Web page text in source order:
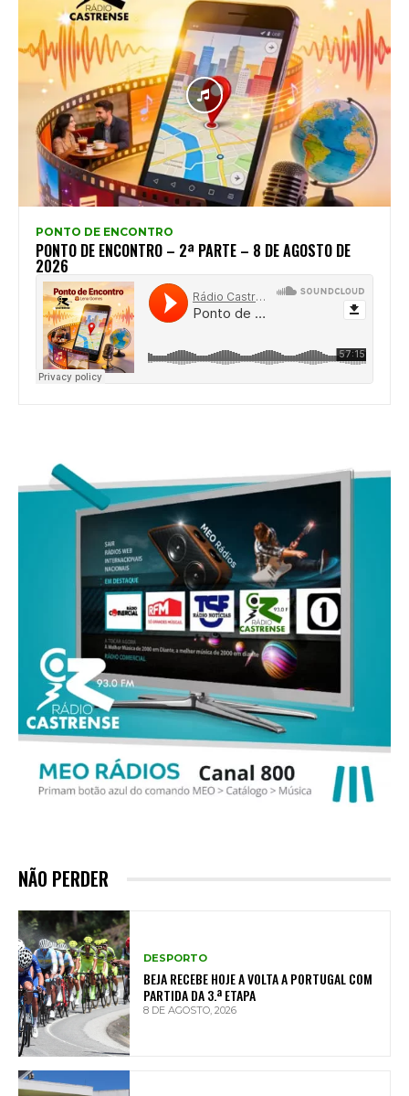
PONTO DE ENCONTRO
PONTO DE ENCONTRO – 2ª PARTE – 8 DE AGOSTO DE
2026
NÃO PERDER
DESPORTO
BEJA RECEBE HOJE A VOLTA A PORTUGAL COM
PARTIDA DA 3.ª ETAPA
8 DE AGOSTO, 2026